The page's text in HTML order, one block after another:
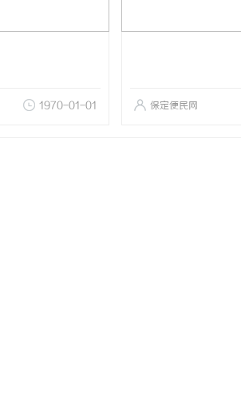
1970-01-01 保定便民网